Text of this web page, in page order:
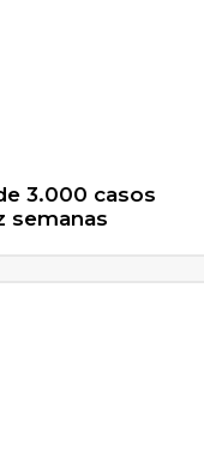
3.000 casos
semanas